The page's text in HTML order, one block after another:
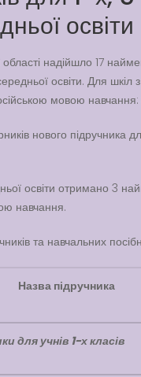
освіти
області надійшло 17
освіти. Для
мовою
нового підручника
освіти отримано 3
навчання.
та навчальних
Назвапідручника
для учнів 1-х класів